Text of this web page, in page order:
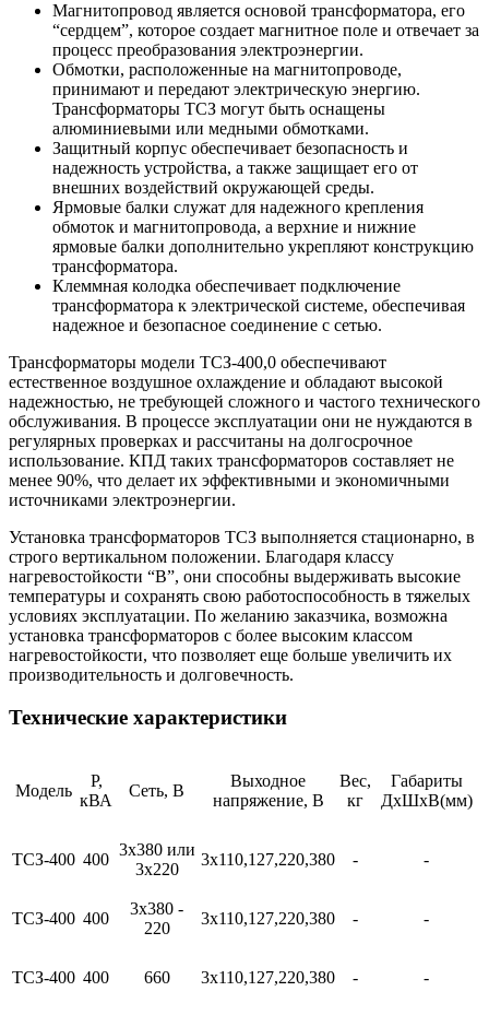
Магнитопровод является основой трансформатора, его
“сердцем”, которое создает магнитное поле и отвечает за
процесс преобразования электроэнергии.
Обмотки, расположенные на магнитопроводе,
принимают и передают электрическую энергию.
Трансформаторы ТСЗ могут быть оснащены
алюминиевыми или медными обмотками.
Защитный корпус обеспечивает безопасность и
надежность устройства, а также защищает его от
внешних воздействий окружающей среды.
Ярмовые балки служат для надежного крепления
обмоток и магнитопровода, а верхние и нижние
ярмовые балки дополнительно укрепляют конструкцию
трансформатора.
Клеммная колодка обеспечивает подключение
трансформатора к электрической системе, обеспечивая
надежное и безопасное соединение с сетью.
Трансформаторы модели ТСЗ-400,0 обеспечивают
естественное воздушное охлаждение и обладают высокой
надежностью, не требующей сложного и частого технического
обслуживания. В процессе эксплуатации они не нуждаются в
регулярных проверках и рассчитаны на долгосрочное
использование. КПД таких трансформаторов составляет не
менее 90%, что делает их эффективными и экономичными
источниками электроэнергии.
Установка трансформаторов ТСЗ выполняется стационарно, в
строго вертикальном положении. Благодаря классу
нагревостойкости “В”, они способны выдерживать высокие
температуры и сохранять свою работоспособность в тяжелых
условиях эксплуатации. По желанию заказчика, возможна
установка трансформаторов с более высоким классом
нагревостойкости, что позволяет еще больше увеличить их
производительность и долговечность.
Технические характеристики
Модель
Р,
кВА
Сеть, В
Выходное
напряжение, В
Вес,
кг
Габариты
ДхШхВ(мм)
ТСЗ-400 400
3х380 или
3х220
3х110,127,220,380 - -
ТСЗ-400 400
3х380 -
220
3х110,127,220,380 - -
ТСЗ-400 400 660 3х110,127,220,380 - -